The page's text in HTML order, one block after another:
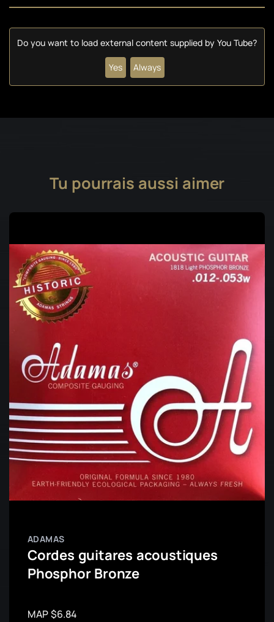
Do you want to load external content supplied by You Tube?
Yes Always
Tu pourrais aussi aimer
ADAMAS
Cordes guitares acoustiques
Phosphor Bronze
MAP $6.84